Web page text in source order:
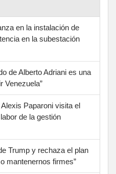
en la instalación de
en la subestación
de Alberto Adriani es una
Venezuela”
Paparoni visita el
de la gestión
Trump y rechaza el plan
mantenernos firmes”